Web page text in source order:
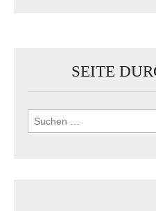
SEITE
Suchen
nach: